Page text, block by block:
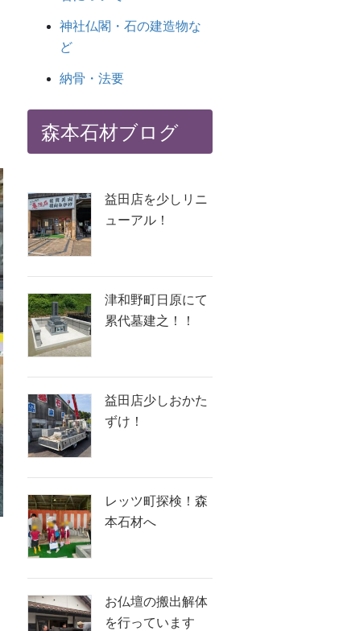
神社仏閣・石の建造物な
ど
納骨・法要
森本石材ブログ
益田店を少しリニ
ューアル！
津和野町日原にて
累代墓建之！！
益田店少しおかた
ずけ！
レッツ町探検！森
本石材へ
お仏壇の搬出解体
を行っています